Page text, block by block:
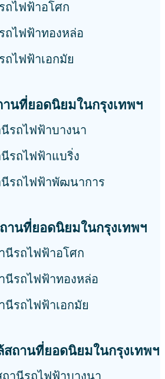
ถไฟฟ้าอโศก
ถไฟฟ้าทองหล่อ
ไฟฟ้าเอกมัย
านที่ยอดนิยมในกรุงเทพฯ
รถไฟฟ้าบางนา
รถไฟฟ้าแบริ่ง
นีรถไฟฟ้าพัฒนาการ
านที่ยอดนิยมในกรุงเทพฯ
นีรถไฟฟ้าอโศก
นีรถไฟฟ้าทองหล่อ
รถไฟฟ้าเอกมัย
สถานที่ยอดนิยมในกรุงเทพฯ
านีรถไฟฟ้าบางนา